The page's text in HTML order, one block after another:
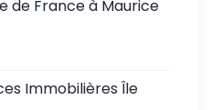
de France à Maurice
Immobilières Île